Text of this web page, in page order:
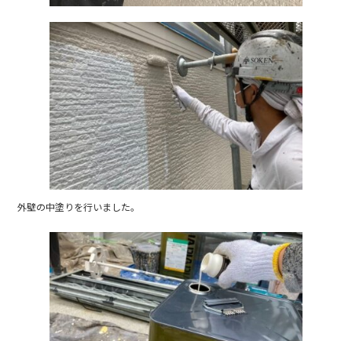
外壁の中塗りを行いました。